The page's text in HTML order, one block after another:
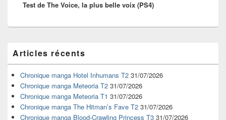
suivant :
Test de The Voice, la plus belle voix (PS4)
principale
de
widget
pour
barre
latérale
Articles récents
Chronique manga Hotel Inhumans T2 31/07/2026
Chronique manga Meteoria T2 31/07/2026
Chronique manga Meteoria T1 31/07/2026
Chronique manga The Hitman’s Fave T2 31/07/2026
Chronique manga Blood-Crawling Princess T3 31/07/2026